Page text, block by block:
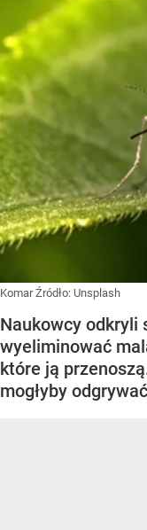
KomarŹródło: Unsplash
Naukowcy odkryli
wyeliminować
które ją
mogłyby